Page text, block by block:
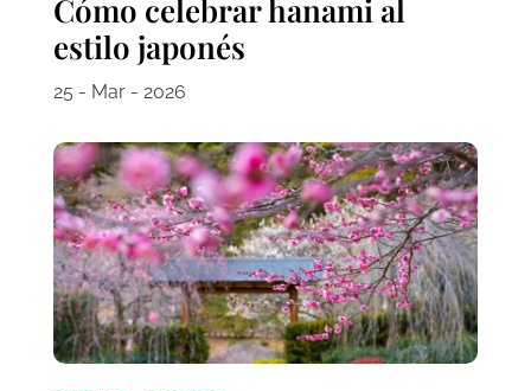
Cómo celebrar hanami al
estilo japonés
25 - Mar - 2026